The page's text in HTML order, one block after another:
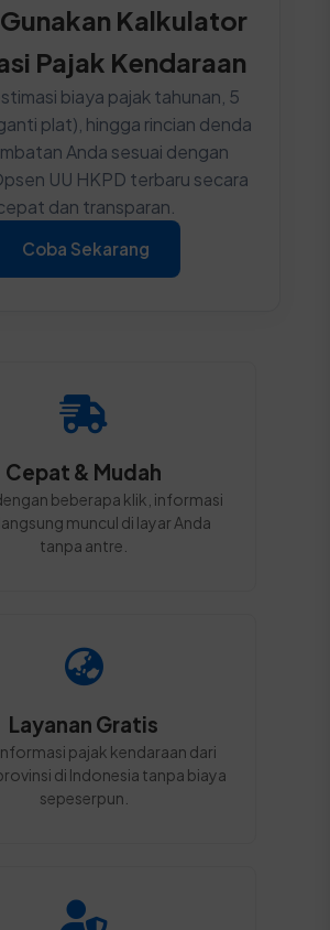
Kalkulator
Pajak Kendaraan
biaya pajak tahunan, 5
plat), hingga rincian denda
Anda sesuai dengan
UU HKPD terbaru secara
dan transparan.
Coba Sekarang
Cepat & Mudah
beberapa klik, informasi
muncul di layar Anda
tanpa antre.
Layanan Gratis
pajak kendaraan dari
di Indonesia tanpa biaya
sepeserpun.